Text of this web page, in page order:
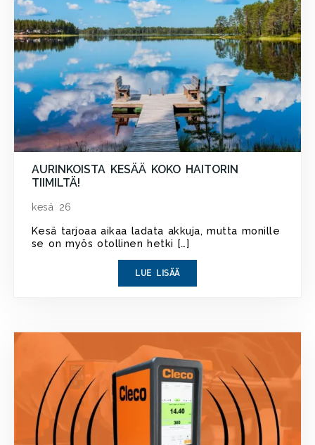
AURINKOISTA KESÄÄ KOKO HAITORIN
TIIMILTÄ!
kesä 26
Kesä tarjoaa aikaa ladata akkuja, mutta monille
se on myös otollinen hetki […]
LUE LISÄÄ